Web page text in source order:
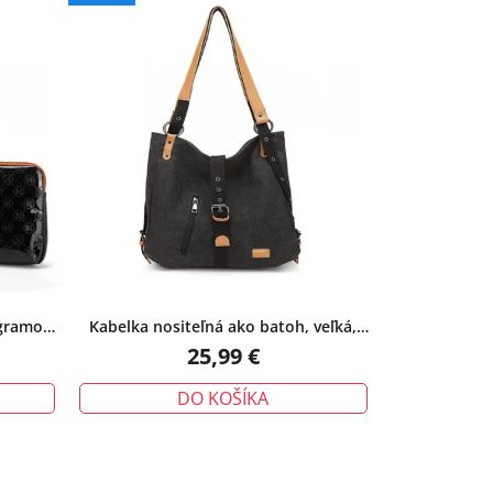
Kabelka nositeľná ako batoh, veľká,
látková, čierna
25,99 €
DO KOŠÍKA